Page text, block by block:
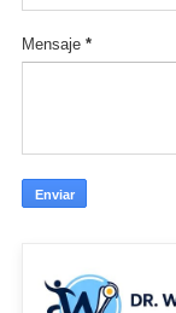
Mensaje *